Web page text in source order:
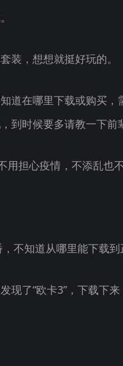
装，想想就挺好玩的。
道在哪里下载或购买，
到时候要多请教一下前
用担心疫情，不添乱也
不知道从哪里能下载到
现了“欧卡3”，下载下